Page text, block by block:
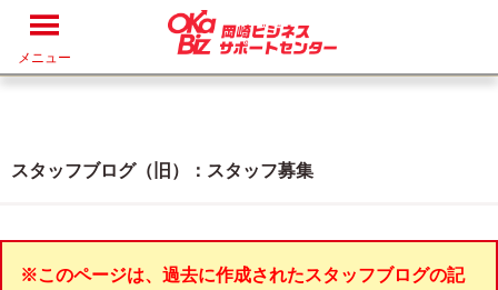
メニュー
スタッフブログ（旧）：スタッフ募集
※このページは、過去に作成されたスタッフブログの記